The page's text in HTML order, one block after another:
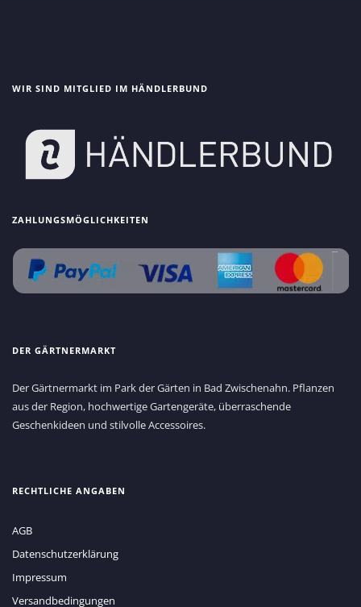
WIR SIND MITGLIED IM HÄNDLERBUND
ZAHLUNGSMÖGLICHKEITEN
DER GÄRTNERMARKT
Der Gärtnermarkt im Park der Gärten in Bad Zwischenahn. Pflanzen
aus der Region, hochwertige Gartengeräte, überraschende
Geschenkideen und stilvolle Accessoires.
RECHTLICHE ANGABEN
AGB
Datenschutzerklärung
Impressum
Versandbedingungen